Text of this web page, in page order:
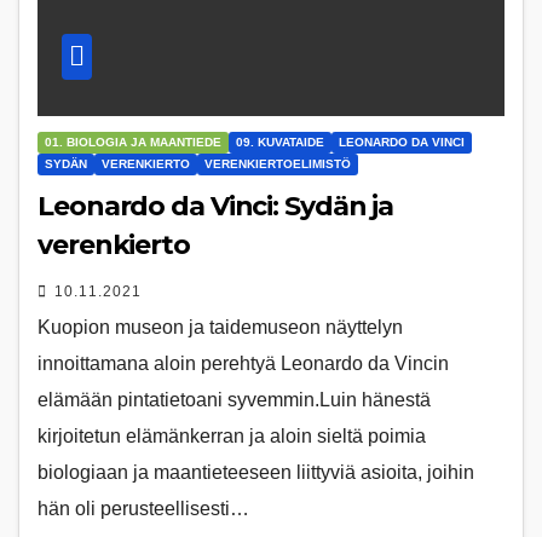
01. BIOLOGIA JA MAANTIEDE 09. KUVATAIDE
LEONARDO DA VINCI
SYDÄN
VERENKIERTO VERENKIERTOELIMISTÖ
Leonardo da Vinci: Sydän ja
verenkierto
10.11.2021
Kuopion museon ja taidemuseon näyttelyn
innoittamana aloin perehtyä Leonardo da Vincin
elämään pintatietoani syvemmin.Luin hänestä
kirjoitetun elämänkerran ja aloin sieltä poimia
biologiaan ja maantieteeseen liittyviä asioita, joihin
hän oli perusteellisesti…